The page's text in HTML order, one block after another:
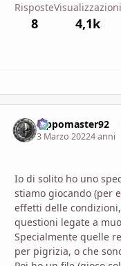
Risposte
8
Visualizzazioni
4,1k
Pippomaster92
3 Marzo 20224 anni
Io di solito ho uno
stiamo giocando (per
effetti delle
questioni legate a
Specialmente quelle
per pigrizia, o che